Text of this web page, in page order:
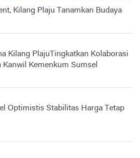
Kilang Plaju Tanamkan Budaya
Kilang PlajuTingkatkan Kolaborasi
Kanwil Kemenkum Sumsel
Optimistis Stabilitas Harga Tetap